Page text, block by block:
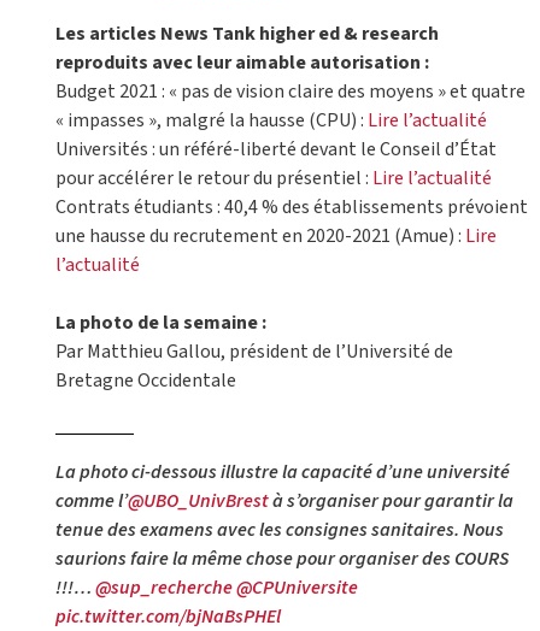
Les articles News Tank higher ed & research
reproduits avec leur aimable autorisation :
Budget 2021 : « pas de vision claire des moyens » et quatre
« impasses », malgré la hausse (CPU) : Lire l’actualité
Universités : un référé-liberté devant le Conseil d’État
pour accélérer le retour du présentiel : Lire l’actualité
Contrats étudiants : 40,4 % des établissements prévoient
une hausse du recrutement en 2020-2021 (Amue) : Lire
l’actualité
La photo de la semaine :
Par Matthieu Gallou, président de l’Université de
Bretagne Occidentale
La photo ci-dessous illustre la capacité d’une université
comme l’@UBO_UnivBrestà s’organiser pour garantir la
tenue des examens avec les consignes sanitaires. Nous
saurions faire la même chose pour organiser des COURS
!!!…@sup_recherche@CPUniversite
pic.twitter.com/bjNaBsPHEl